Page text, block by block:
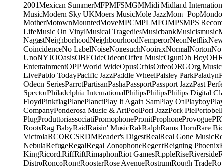
2001Mexican SummerMFPMFSMGMMidi Midland
MusicModern Sky UKMoers MusicMole JazzMom+PopMondo
MotherMotownMountedMoveMPCMPLMPOMPSMPS
LifeMusic On VinylMusical TragediesMusicbankMusicismusic
NagastNeighborhoodNeighbourhoodNemperorNeonNetflix
CoincidenceNo LabelNoiseNonesuchNooiraxNormalNorton
UnoNYJOOasisOBEOdeOdeonOffen MusicOgunOh BoyOHR
EntertainmentOPP World WideOpusOrbisOrfeoORGOrg Music
LivePablo TodayPacific JazzPaddle WheelPaisley ParkPaladyn
Odeon SeriesParrotPartisanPashaPassportPassport JazzPast
SpectorPhiladelphia InternationalPhilipsPhilipsPhilips Digital
FloydPinkflagPlanePlanetPlay It Again SamPlay OnPlayboy
CompanyPonderosa Music & ArtPoolPori JazzPork Pie
PlugProduttoriassociatiPromophonePronitProphoneProvogue
RootsRag BabyRaidRaisin' MusicRakRalphRams HornRare
VictrolaRCORCSRDMReader's DigestRealReal Gone Music
NebulaRefugeRegalRegal ZonophoneRegentReigning Phoenix
KingRicordiRiffRiftRimaphonRiot GamesRippleRiseRiverside
DistroRoncoRongRoosterRose AvenueRostrumRough Trade